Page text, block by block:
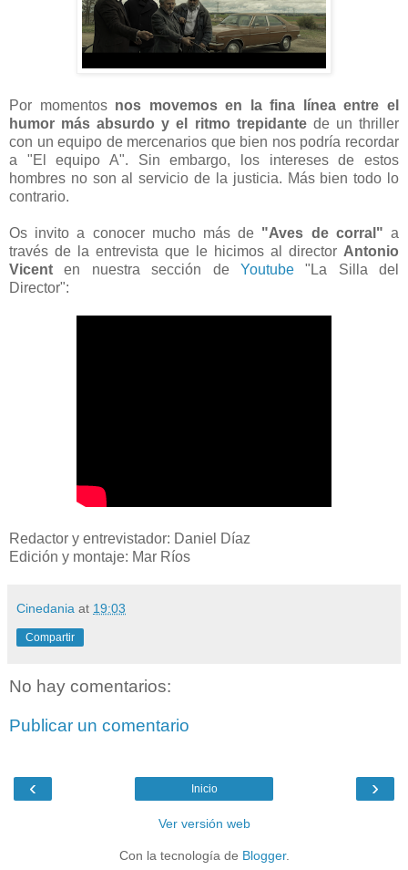
Por momentos nos movemos en la fina línea entre el
humor más absurdo y el ritmo trepidantede un thriller
con un equipo de mercenarios que bien nos podría recordar
a "El equipo A". Sin embargo, los intereses de estos
hombres no son al servicio de la justicia. Más bien todo lo
contrario.
Os invito a conocer mucho más de "Aves de corral" a
través de la entrevista que le hicimos al director Antonio
Vicent en nuestra sección de Youtube"La Silla del
Director":
Redactor y entrevistador: Daniel Díaz
Edición y montaje: Mar Ríos
Cinedania at 19:03
Compartir
No hay comentarios:
Publicar un comentario
‹ ›
Inicio
Ver versión web
Con la tecnología de Blogger.